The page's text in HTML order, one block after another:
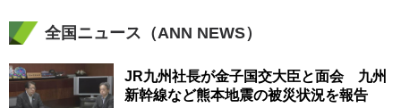
全国ニュース（ANN NEWS）
JR九州社長が金子国交大臣と面会 九州
新幹線など熊本地震の被災状況を報告